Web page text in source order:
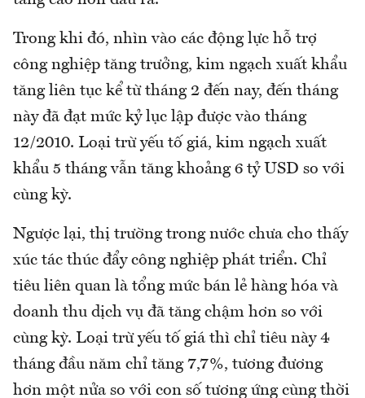
Trong khi đó, nhìn vào các động lực hỗ trợ
công nghiệp tăng trưởng, kim ngạch xuất khẩu
tăng liên tục kể từ tháng 2 đến nay, đến tháng
này đã đạt mức kỷ lục lập được vào tháng
12/2010. Loại trừ yếu tố giá, kim ngạch xuất
khẩu 5 tháng vẫn tăng khoảng 6 tỷ USD so với
cùng kỳ.
Ngược lại, thị trường trong nước chưa cho thấy
xúc tác thúc đẩy công nghiệp phát triển. Chỉ
tiêu liên quan là tổng mức bán lẻ hàng hóa và
doanh thu dịch vụ đã tăng chậm hơn so với
cùng kỳ. Loại trừ yếu tố giá thì chỉ tiêu này 4
tháng đầu năm chỉ tăng 7,7%, tương đương
hơn một nửa so với con số tương ứng cùng thời